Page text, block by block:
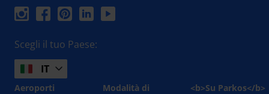
Scegli il tuo Paese:
IT
Aeroporti
Modalità di
<b>Su Parkos</b>